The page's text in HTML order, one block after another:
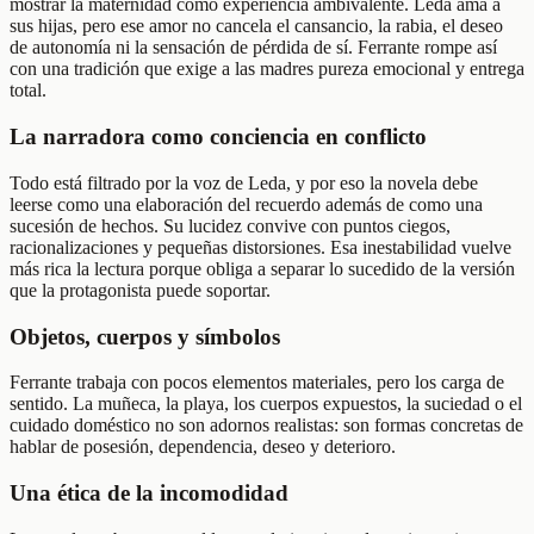
mostrar la maternidad como experiencia ambivalente. Leda ama a
sus hijas, pero ese amor no cancela el cansancio, la rabia, el deseo
de autonomía ni la sensación de pérdida de sí. Ferrante rompe así
con una tradición que exige a las madres pureza emocional y entrega
total.
La narradora como conciencia en conflicto
Todo está filtrado por la voz de Leda, y por eso la novela debe
leerse como una elaboración del recuerdo además de como una
sucesión de hechos. Su lucidez convive con puntos ciegos,
racionalizaciones y pequeñas distorsiones. Esa inestabilidad vuelve
más rica la lectura porque obliga a separar lo sucedido de la versión
que la protagonista puede soportar.
Objetos, cuerpos y símbolos
Ferrante trabaja con pocos elementos materiales, pero los carga de
sentido. La muñeca, la playa, los cuerpos expuestos, la suciedad o el
cuidado doméstico no son adornos realistas: son formas concretas de
hablar de posesión, dependencia, deseo y deterioro.
Una ética de la incomodidad